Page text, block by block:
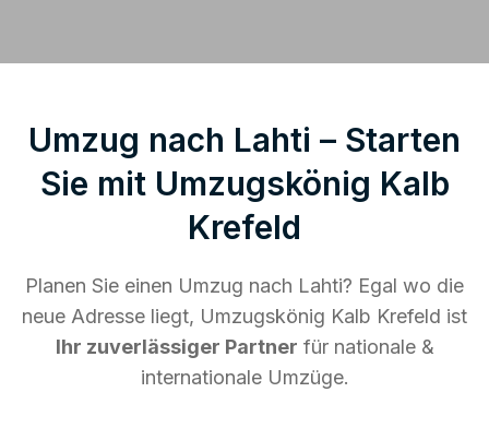
Umzug nach Lahti – Starten
Sie mit Umzugskönig Kalb
Krefeld
Planen Sie einen Umzug nach Lahti? Egal wo die
neue Adresse liegt, Umzugskönig Kalb Krefeld ist
Ihr zuverlässiger Partner für nationale &
internationale Umzüge.